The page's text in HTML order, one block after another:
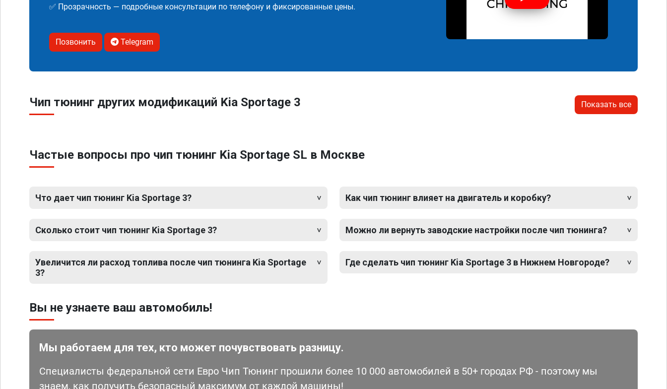
✅ Прозрачность — подробные консультации по телефону и фиксированные цены.
Позвонить Telegram
Чип тюнинг других модификаций Kia Sportage 3 Показать все
Частые вопросы про чип тюнинг Kia Sportage SL в Москве
Что дает чип тюнинг Kia Sportage 3?
Сколько стоит чип тюнинг Kia Sportage 3?
Увеличится ли расход топлива после чип тюнинга Kia Sportage
3?
Как чип тюнинг влияет на двигатель и коробку?
Можно ли вернуть заводские настройки после чип тюнинга?
Где сделать чип тюнинг Kia Sportage 3 в Нижнем Новгороде?
Вы не узнаете ваш автомобиль!
Мы работаем для тех, кто может почувствовать разницу.
Специалисты федеральной сети Евро Чип Тюнинг прошили более 10 000 автомобилей в 50+ городах РФ - поэтому мы
знаем, как получить безопасный максимум от каждой машины!